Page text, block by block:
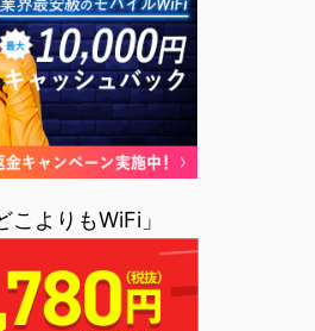
こよりもWiFi」